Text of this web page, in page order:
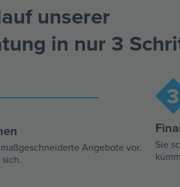
unserer
in nur 3
Angebote vor.
3
Sie